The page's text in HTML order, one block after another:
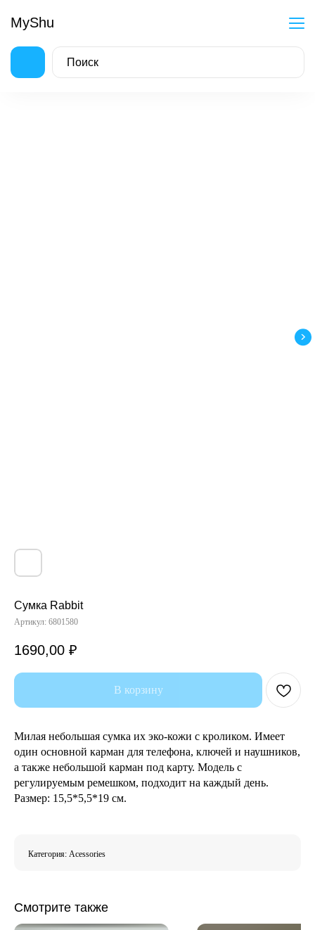
MyShu
Сумка Rabbit
Артикул: 6801580
1690,00 ₽
В корзину
Милая небольшая сумка их эко-кожи с кроликом. Имеет
один основной карман для телефона, ключей и наушников,
а также небольшой карман под карту. Модель с
регулируемым ремешком, подходит на каждый день.
Размер: 15,5*5,5*19 см.
Категория: Acessories
Смотрите также